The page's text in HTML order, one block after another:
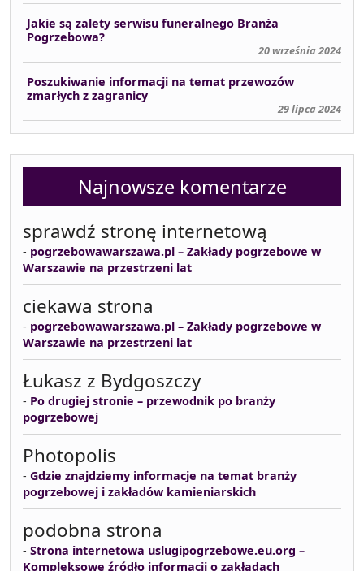
Jakie są zalety serwisu funeralnego Branża
Pogrzebowa?
20 września 2024
Poszukiwanie informacji na temat przewozów
zmarłych z zagranicy
29 lipca 2024
Najnowsze komentarze
sprawdź stronę internetową
- pogrzebowawarszawa.pl – Zakłady pogrzebowe w
Warszawie na przestrzeni lat
ciekawa strona
- pogrzebowawarszawa.pl – Zakłady pogrzebowe w
Warszawie na przestrzeni lat
Łukasz z Bydgoszczy
- Po drugiej stronie – przewodnik po branży
pogrzebowej
Photopolis
- Gdzie znajdziemy informacje na temat branży
pogrzebowej i zakładów kamieniarskich
podobna strona
- Strona internetowa uslugipogrzebowe.eu.org –
Kompleksowe źródło informacji o zakładach